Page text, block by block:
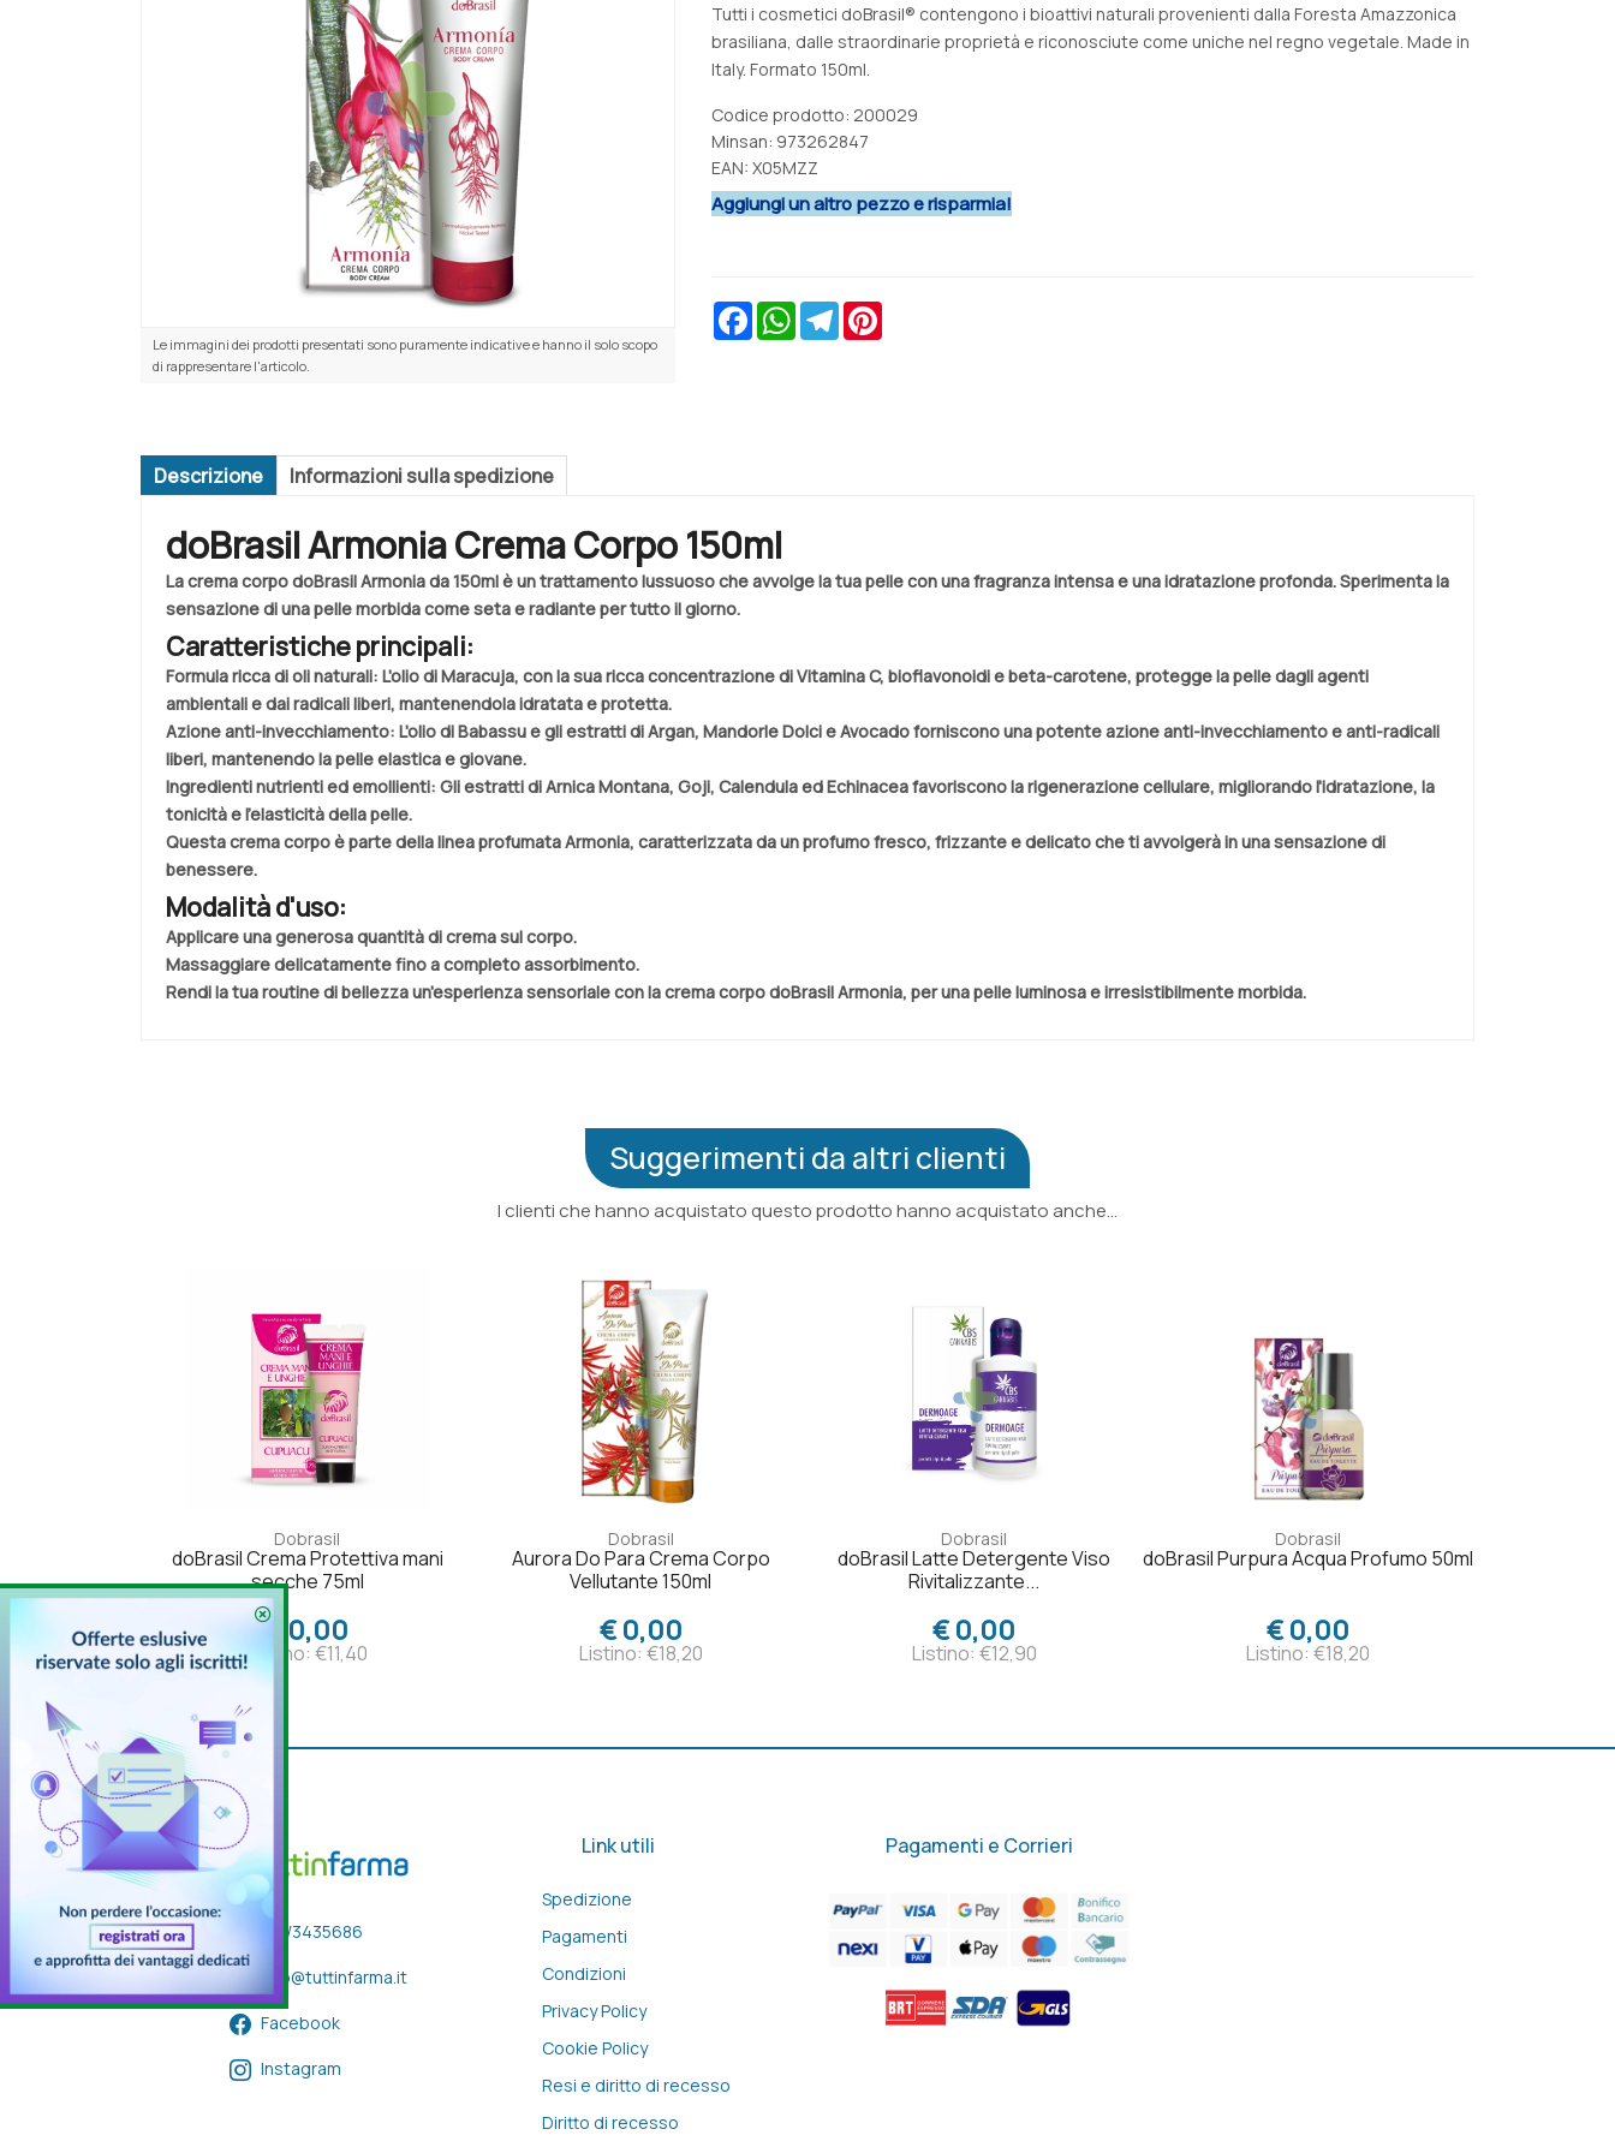
Le immagini dei prodotti presentati sono puramente indicative e hanno il solo scopo
di rappresentare l'articolo.
Tutti i cosmetici doBrasil® contengono i bioattivi naturali provenienti dalla Foresta Amazzonica
brasiliana, dalle straordinarie proprietà e riconosciute come uniche nel regno vegetale. Made in
Italy. Formato 150ml.
Codice prodotto: 200029
Minsan: 973262847
EAN: X05MZZ
Aggiungi un altro pezzo e risparmia!
FacebookWhatsAppTelegram
Descrizione Informazioni sulla spedizione
doBrasil Armonia Crema Corpo 150ml
La crema corpo doBrasil Armonia da 150ml è un trattamento lussuoso che avvolge la tua pelle con una fragranza intensa e una idratazione profonda. Sperimenta la
sensazione di una pelle morbida come seta e radiante per tutto il giorno.
Caratteristiche principali:
Formula ricca di oli naturali: L'olio di Maracuja, con la sua ricca concentrazione di Vitamina C, bioflavonoidi e beta-carotene, protegge la pelle dagli agenti
ambientali e dai radicali liberi, mantenendola idratata e protetta.
Azione anti-invecchiamento: L'olio di Babassu e gli estratti di Argan, Mandorle Dolci e Avocado forniscono una potente azione anti-invecchiamento e anti-radicali
liberi, mantenendo la pelle elastica e giovane.
Ingredienti nutrienti ed emollienti: Gli estratti di Arnica Montana, Goji, Calendula ed Echinacea favoriscono la rigenerazione cellulare, migliorando l'idratazione, la
tonicità e l'elasticità della pelle.
Questa crema corpo è parte della linea profumata Armonia, caratterizzata da un profumo fresco, frizzante e delicato che ti avvolgerà in una sensazione di
benessere.
Modalità d'uso:
Applicare una generosa quantità di crema sul corpo.
Massaggiare delicatamente fino a completo assorbimento.
Rendi la tua routine di bellezza un'esperienza sensoriale con la crema corpo doBrasil Armonia, per una pelle luminosa e irresistibilmente morbida.
Suggerimenti da altri clienti
I clienti che hanno acquistato questo prodotto hanno acquistato anche...
Dobrasil
doBrasil Crema Protettiva mani
secche 75ml
€ 0,00
Listino: €11,40
Dobrasil
Aurora Do Para Crema Corpo
Vellutante 150ml
€ 0,00
Listino: €18,20
Dobrasil
doBrasil Latte Detergente Viso
Rivitalizzante...
€ 0,00
Listino: €12,90
Dobrasil
doBrasil Purpura Acqua Profumo 50ml
€ 0,00
Listino: €18,20
333/3435686
info@tuttinfarma.it
Facebook
Instagram
Link utili
Spedizione
Pagamenti
Condizioni
Privacy Policy
Cookie Policy
Resi e diritto di recesso
Diritto di recesso
Pagamenti e Corrieri